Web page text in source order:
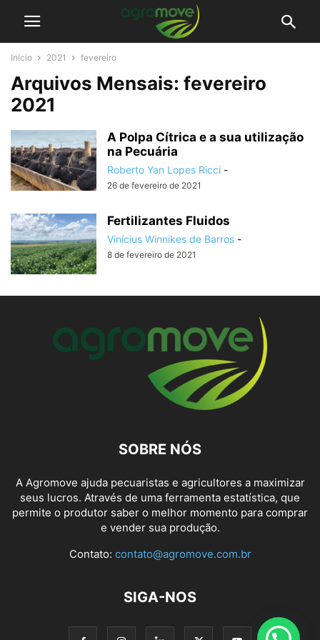
Início 2021 fevereiro
Arquivos Mensais: fevereiro
2021
A Polpa Cítrica e a sua utilização
na Pecuária
Roberto Yan Lopes Ricci -
26 de fevereiro de 2021
Fertilizantes Fluidos
Vinícius Winnikes de Barros -
8 de fevereiro de 2021
SOBRE NÓS
A Agromove ajuda pecuaristas e agricultores a maximizar
seus lucros. Através de uma ferramenta estatística, que
permite o produtor saber o melhor momento para comprar
e vender sua produção.
Contato: contato@agromove.com.br
SIGA-NOS